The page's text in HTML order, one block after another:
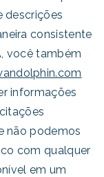
descrições
consistente
você também
informações
não podemos
com qualquer
em um